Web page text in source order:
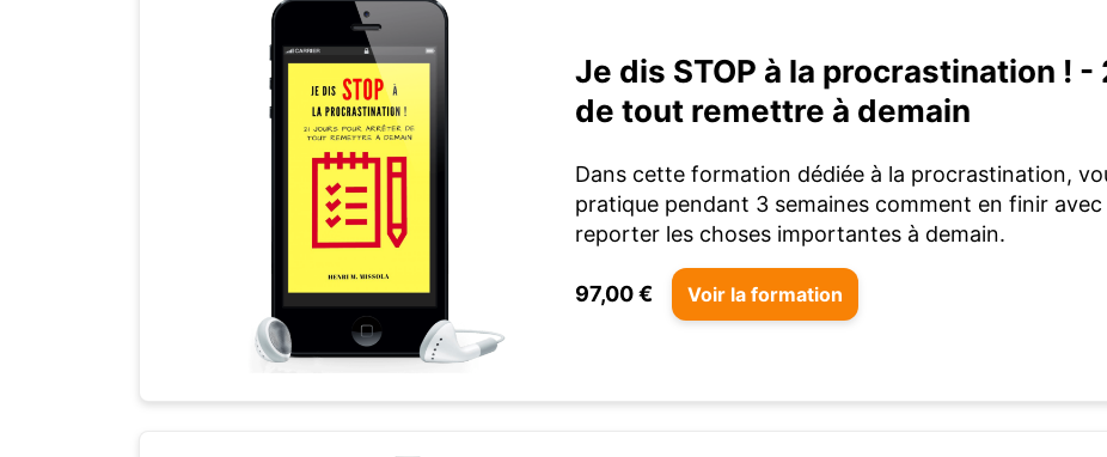
Je dis STOP à la procrastination !
de tout remettre à demain
Dans cette formation dédiée à la procrastination,
pratique pendant 3 semaines comment en finir
reporter les choses importantes à demain.
97,00 € Voir la formation